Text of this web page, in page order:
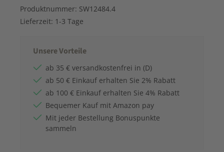
Produktnummer: SW12484.4
Lieferzeit: 1-3 Tage
Unsere Vorteile
ab 35 € versandkostenfrei in (D)
ab 50 € Einkauf erhalten Sie 2% Rabatt
ab 100 € Einkauf erhalten Sie 4% Rabatt
Bequemer Kauf mit Amazon pay
Mit jeder Bestellung Bonuspunkte
sammeln